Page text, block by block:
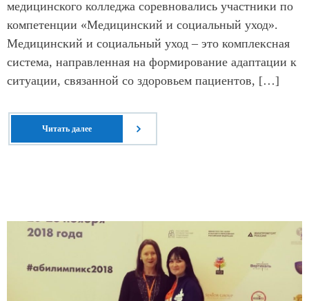
медицинского колледжа соревновались участники по
компетенции «Медицинский и социальный уход».
Медицинский и социальный уход – это комплексная
система, направленная на формирование адаптации к
ситуации, связанной со здоровьем пациентов, […]
Читать далее